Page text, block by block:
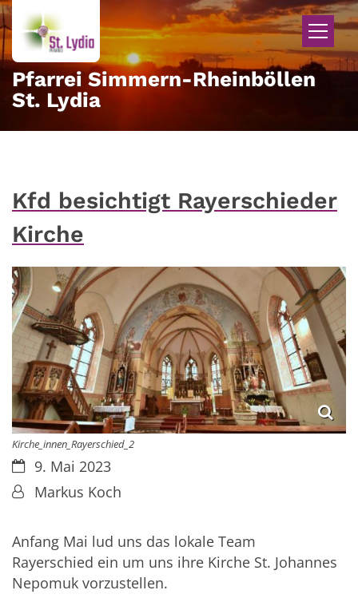
Zum Inhalt springen
Pfarrei Simmern-Rheinböllen
St. Lydia
Kfd besichtigt Rayerschieder
Kirche
Kirche_innen_Rayerschied_2
Datum:9. Mai 2023
Von:Markus Koch
Anfang Mai lud uns das lokale Team
Rayerschied ein um uns ihre Kirche St. Johannes
Nepomuk vorzustellen.